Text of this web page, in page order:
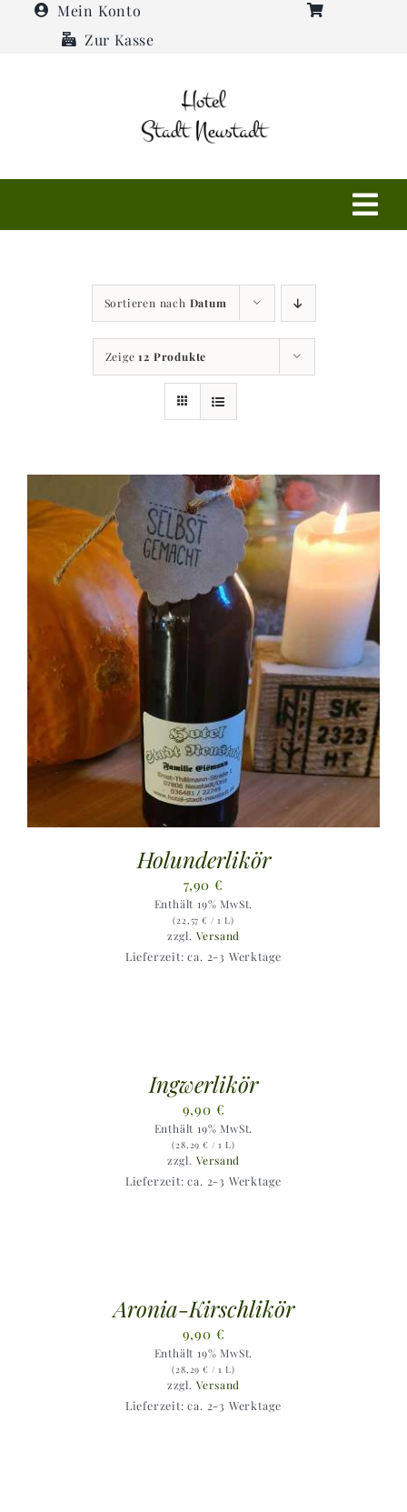
Mein Konto
Zur Kasse
Restaurant
Anfahrt + Kontakt
Sortieren nach Datum
Zeige12 Produkte
Holunderlikör
7,90€
Enthält 19% MwSt.
(22,57€ / 1 L)
zzgl. Versand
Lieferzeit: ca. 2-3 Werktage
Ingwerlikör
9,90 €
Enthält 19% MwSt.
(28,29€ / 1 L)
zzgl. Versand
Lieferzeit: ca. 2-3 Werktage
Aronia-Kirschlikör
9,90 €
Enthält 19% MwSt.
(28,29€ / 1 L)
zzgl. Versand
Lieferzeit: ca. 2-3 Werktage